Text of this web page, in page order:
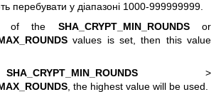
перебувати у діапазоні 1000-999999999.
of the SHA_CRYPT_MIN_ROUNDSor
values is set, then this value
SHA_CRYPT_MIN_ROUNDS>
, the highest value will be used.